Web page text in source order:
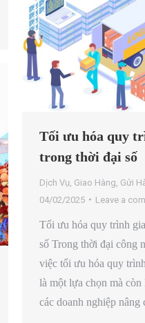
Tối ưu hóa quy
trong thời đại số
Dịch Vụ Giao Hàng Gửi
04/02/2025
Leave a
Tối ưu hóa quy trình
số Trong thời đại công
việc tối ưu hóa quy
là một lựa chọn mà còn
các doanh nghiệp